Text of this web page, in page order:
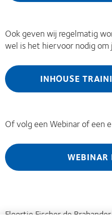
Ook geven wij regelmatig
wel is het hiervoor nodig
INHOUSE
Of volg een Webinar of een
WEBINAR
Floortje Fischer de